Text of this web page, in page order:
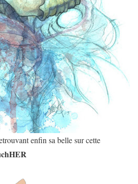
enfin sa belle sur cette